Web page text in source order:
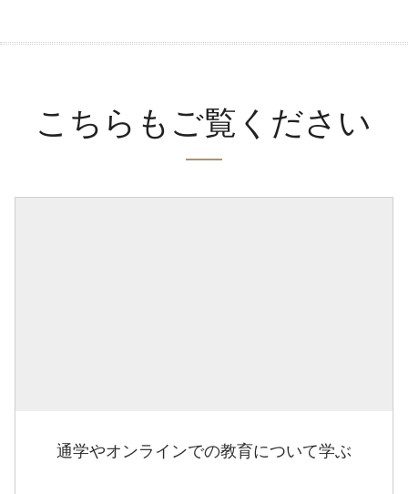
こちらもご覧ください
通学やオンラインでの教育について学ぶ